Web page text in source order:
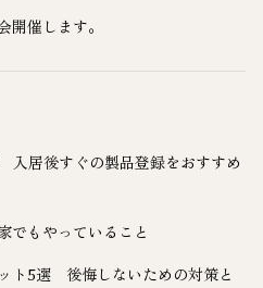
催します。
居後すぐの製品登録をおすすめ
もやっていること
ト5選 後悔しないための対策と